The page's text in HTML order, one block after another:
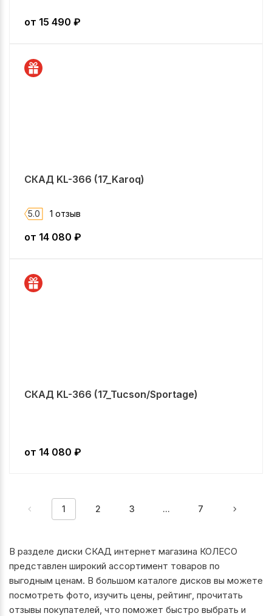
от 15 490 ₽
СКАД KL-366 (17_Karoq)
5.0 1 отзыв
от 14 080 ₽
СКАД KL-366 (17_Tucson/Sportage)
от 14 080 ₽
1 2 3 ... 7
В разделе диски СКАД интернет магазина КОЛЕСО
представлен широкий ассортимент товаров по
выгодным ценам. В большом каталоге дисков вы можете
посмотреть фото, изучить цены, рейтинг, прочитать
отзывы покупателей, что поможет быстро выбрать и